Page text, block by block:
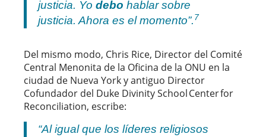
justicia. Yo debo hablar sobre
justicia. Ahora es el momento”.7
Del mismo modo, Chris Rice, Director del Comité
Central Menonita de la Oficina de la ONU en la
ciudad de Nueva York y antiguo Director
Cofundador del Duke Divinity School Center for
Reconciliation, escribe:
“Al igual que los líderes religiosos